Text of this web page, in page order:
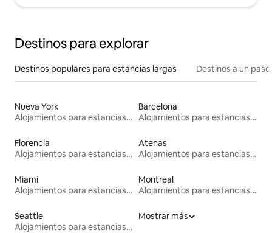
Destinos para explorar
Destinos populares para estancias largas Destinos a un
Nueva York
Alojamientos para estancias largas
Barcelona
Alojamientos para estancias largas
Florencia
Alojamientos para estancias largas
Atenas
Alojamientos para estancias largas
Miami
Alojamientos para estancias largas
Montreal
Alojamientos para estancias largas
Seattle
Alojamientos para estancias largas
Mostrar más